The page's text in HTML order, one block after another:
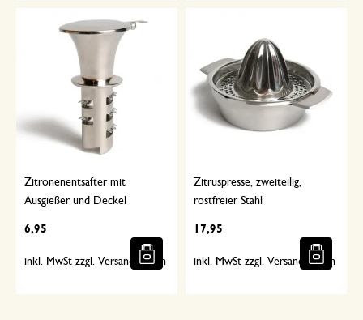
Zitronenentsafter mit
Ausgießer und Deckel
6,95
inkl. MwSt zzgl. Versandkosten
Zitruspresse, zweiteilig,
rostfreier Stahl
17,95
inkl. MwSt zzgl. Versandkosten